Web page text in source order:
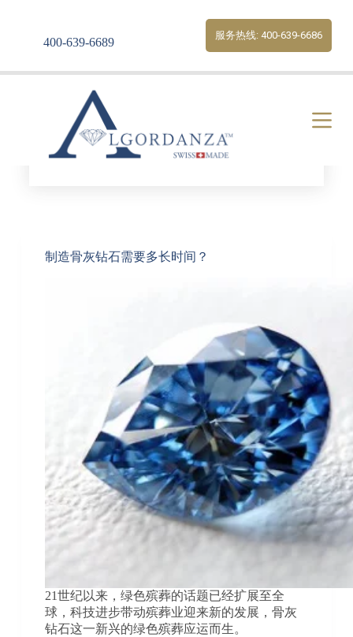
t
400-639-6689
服务热线: 400-639-6686
Tag土葬
制造骨灰钻石需要多长时间？
21世纪以来，绿色殡葬的话题已经扩展至全
球，科技进步带动殡葬业迎来新的发展，骨灰
钻石这一新兴的绿色殡葬应运而生。